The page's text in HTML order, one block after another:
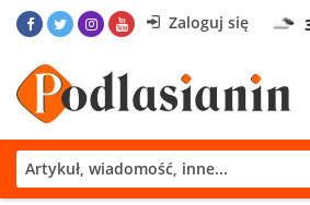
Zaloguj się